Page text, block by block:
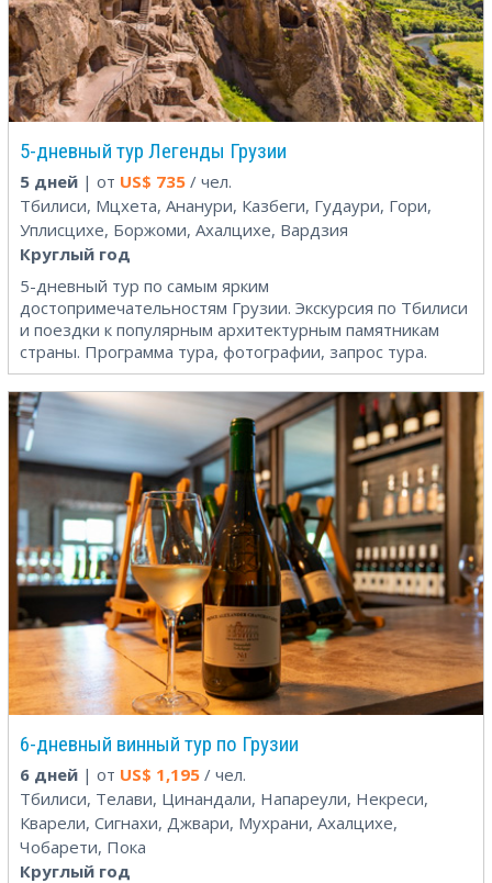
5-дневный тур Легенды Грузии
5 дней | от US$ 735 / чел.
Тбилиси, Мцхета, Ананури, Казбеги, Гудаури, Гори,
Уплисцихе, Боржоми, Ахалцихе, Вардзия
Круглый год
5-дневный тур по самым ярким
достопримечательностям Грузии. Экскурсия по Тбилиси
и поездки к популярным архитектурным памятникам
страны. Программа тура, фотографии, запрос тура.
6-дневный винный тур по Грузии
6 дней | от US$ 1,195 / чел.
Тбилиси, Телави, Цинандали, Напареули, Некреси,
Кварели, Сигнахи, Джвари, Мухрани, Ахалцихе,
Чобарети, Пока
Круглый год